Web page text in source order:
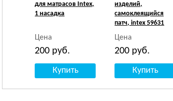
для матрасов Intex,
1 насадка
Цена
200 руб.
изделий,
самоклеящийся
патч, intex 59631
Цена
200 руб.